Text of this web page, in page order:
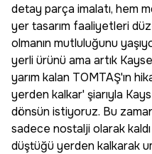
detay parça imalatı, hem
yer tasarım faaliyetleri
olmanın mutluluğunu
yerli ürünü ama artık
yarım kalan TOMTAŞ'ın
yerden kalkar' şiarıyla
dönsün istiyoruz. Bu
sadece nostalji olarak
düştüğü yerden kalkarak